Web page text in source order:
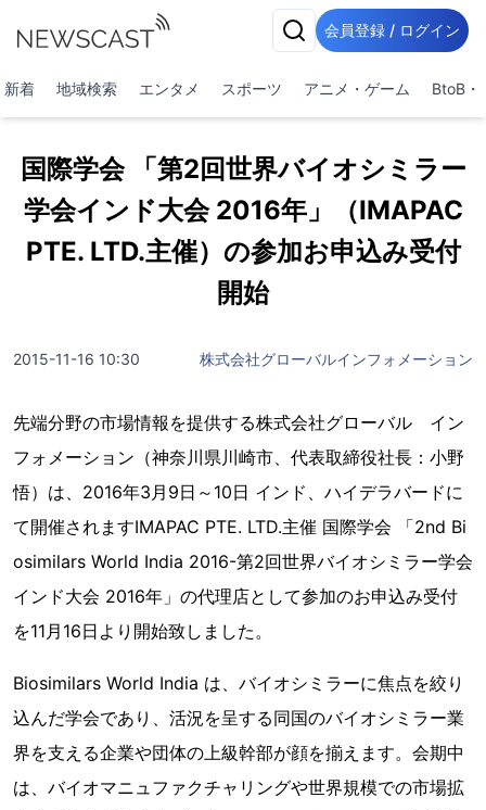
会員登録 / ログイン
新着 地域検索 エンタメ スポーツ アニメ・ゲーム BtoB・
国際学会 「第2回世界バイオシミラー
学会インド大会 2016年」（IMAPAC
PTE. LTD.主催）の参加お申込み受付
開始
2015-11-16 10:30 株式会社グローバルインフォメーション
先端分野の市場情報を提供する株式会社グローバル イン
フォメーション（神奈川県川崎市、代表取締役社長：小野
悟）は、2016年3月9日～10日 インド、ハイデラバードに
て開催されますIMAPAC PTE. LTD.主催 国際学会 「2nd Bi
osimilars World India 2016-第2回世界バイオシミラー学会
インド大会 2016年」の代理店として参加のお申込み受付
を11月16日より開始致しました。
Biosimilars World India は、バイオシミラーに焦点を絞り
込んだ学会であり、活況を呈する同国のバイオシミラー業
界を支える企業や団体の上級幹部が顔を揃えます。会期中
は、バイオマニュファクチャリングや世界規模での市場拡